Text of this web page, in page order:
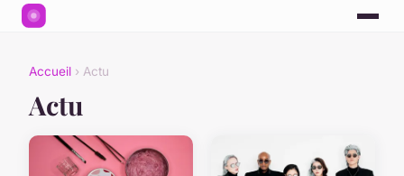
Accueil › Actu
Actu